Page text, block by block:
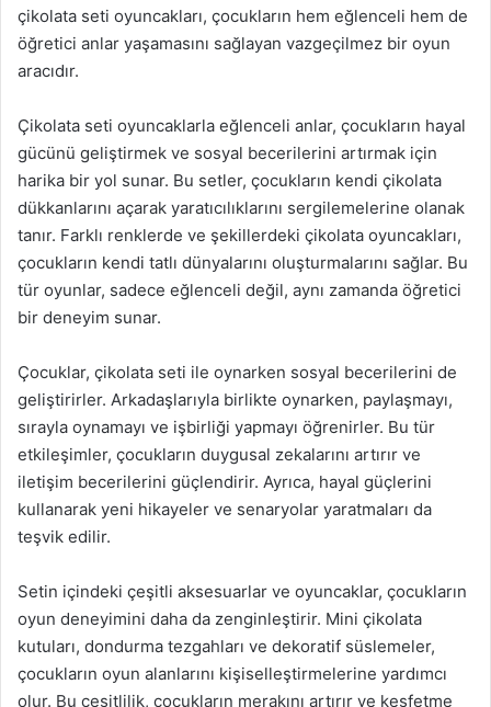
çikolata seti oyuncakları, çocukların hem eğlenceli hem de
öğretici anlar yaşamasını sağlayan vazgeçilmez bir oyun
aracıdır.
Çikolata seti oyuncaklarla eğlenceli anlar, çocukların hayal
gücünü geliştirmek ve sosyal becerilerini artırmak için
harika bir yol sunar. Bu setler, çocukların kendi çikolata
dükkanlarını açarak yaratıcılıklarını sergilemelerine olanak
tanır. Farklı renklerde ve şekillerdeki çikolata oyuncakları,
çocukların kendi tatlı dünyalarını oluşturmalarını sağlar. Bu
tür oyunlar, sadece eğlenceli değil, aynı zamanda öğretici
bir deneyim sunar.
Çocuklar, çikolata seti ile oynarken sosyal becerilerini de
geliştirirler. Arkadaşlarıyla birlikte oynarken, paylaşmayı,
sırayla oynamayı ve işbirliği yapmayı öğrenirler. Bu tür
etkileşimler, çocukların duygusal zekalarını artırır ve
iletişim becerilerini güçlendirir. Ayrıca, hayal güçlerini
kullanarak yeni hikayeler ve senaryolar yaratmaları da
teşvik edilir.
Setin içindeki çeşitli aksesuarlar ve oyuncaklar, çocukların
oyun deneyimini daha da zenginleştirir. Mini çikolata
kutuları, dondurma tezgahları ve dekoratif süslemeler,
çocukların oyun alanlarını kişiselleştirmelerine yardımcı
olur. Bu çeşitlilik, çocukların merakını artırır ve keşfetme